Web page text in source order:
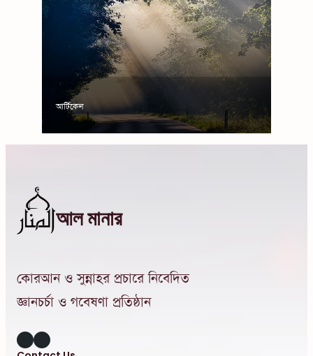
আর্টিকেল
আল মানার
কোরআন ও সুন্নাহর প্রচারে নিবেদিত
জ্ঞানচর্চা ও গবেষণা প্রতিষ্ঠান
InstagramFacebook